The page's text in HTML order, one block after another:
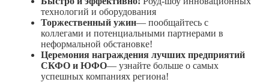
технологий и оборудования
Торжественный ужин— пообщайтесь с
коллегами и потенциальными партнерами в
неформальной обстановке!
Церемония награждения лучших предприятий
СКФО и ЮФО— узнайте больше о самых
успешных компаниях региона!